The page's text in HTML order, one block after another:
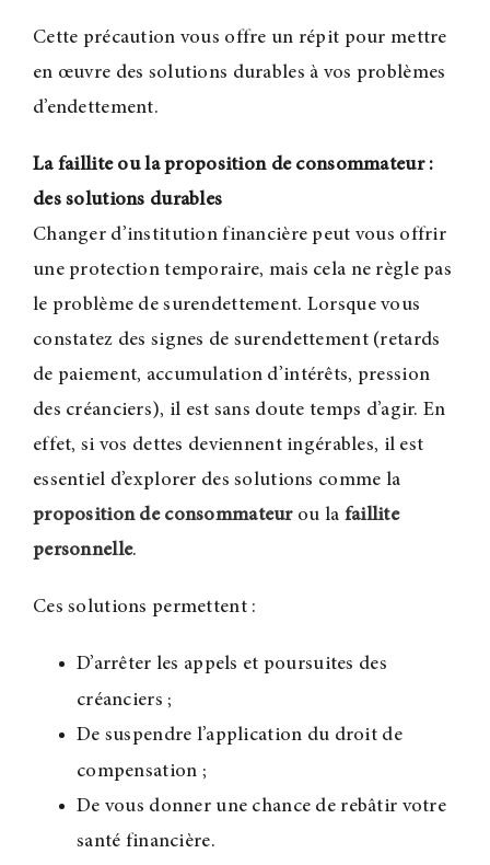
Cette précaution vous offre un répit pour mettre
en œuvre des solutions durables à vos problèmes
d’endettement.
La faillite ou la proposition de consommateur :
des solutions durables
Changer d’institution financière peut vous offrir
une protection temporaire, mais cela ne règle pas
le problème de surendettement. Lorsque vous
constatez des signes de surendettement (retards
de paiement, accumulation d’intérêts, pression
des créanciers), il est sans doute temps d’agir. En
effet, si vos dettes deviennent ingérables, il est
essentiel d’explorer des solutions comme la
proposition de consommateur ou la faillite
personnelle.
Ces solutions permettent :
D’arrêter les appels et poursuites des
créanciers ;
De suspendre l’application du droit de
compensation ;
De vous donner une chance de rebâtir votre
santé financière.